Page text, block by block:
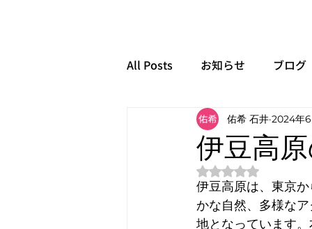
All Posts お知らせ ブログ
伊豆高
佑希 石井 2024年
5つ星のうちNaN
伊豆高原は、東京
かな自然、多様な
地となっています